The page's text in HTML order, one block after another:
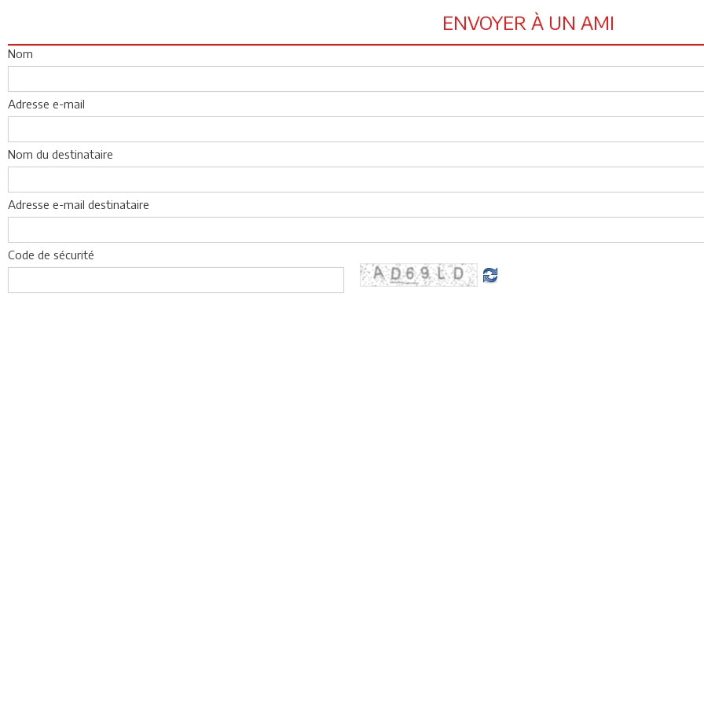
ENVOYER À UN AMI
Nom
Adresse e-mail
Nom du destinataire
Adresse e-mail destinataire
Code de sécurité